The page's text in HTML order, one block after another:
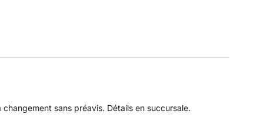
sans préavis. Détails en succursale.